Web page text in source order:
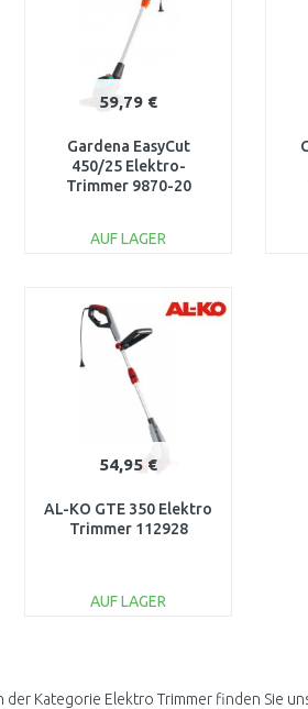
59,79 €
Gardena EasyCut
450/25 Elektro-
Trimmer 9870-20
AUF LAGER
Vergleichen
54,95 €
AL-KO GTE 350 Elektro
Trimmer 112928
AUF LAGER
Vergleichen
der Kategorie Elektro Trimmer finden Sie